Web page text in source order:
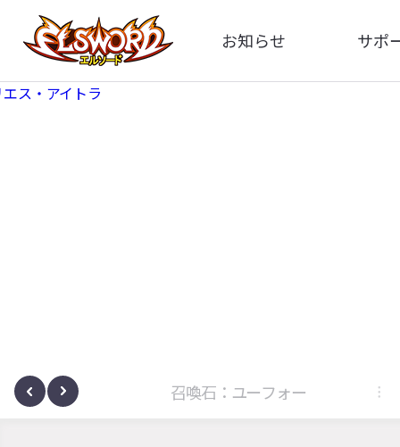
お知らせ
全体
サポ
サノヴァ 召喚石：ユーフォー